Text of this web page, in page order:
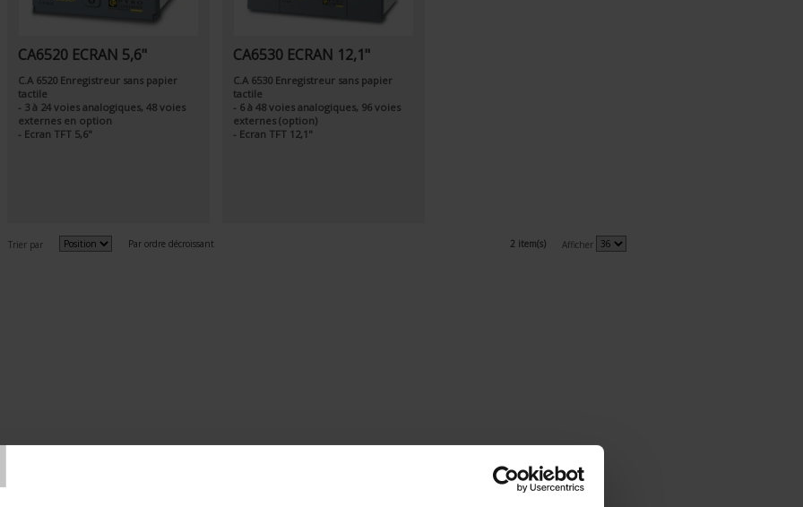
CA6520 ECRAN 5,6"
C.A 6520 Enregistreur sans papier
tactile
- 3 à 24 voies analogiques, 48 voies
externes en option
- Ecran TFT 5,6"
CA6530 ECRAN 12,1"
C.A 6530 Enregistreur sans papier
tactile
- 6 à 48 voies analogiques, 96 voies
externes (option)
- Ecran TFT 12,1"
Trier par Par ordre décroissant 2 item(s) Afficher